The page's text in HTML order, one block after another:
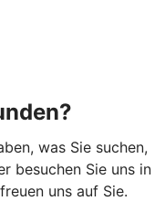
was Sie suchen,
besuchen Sie uns in
uns auf Sie.